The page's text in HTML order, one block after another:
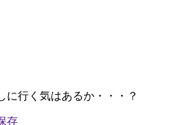
に行く気はあるか・・・？